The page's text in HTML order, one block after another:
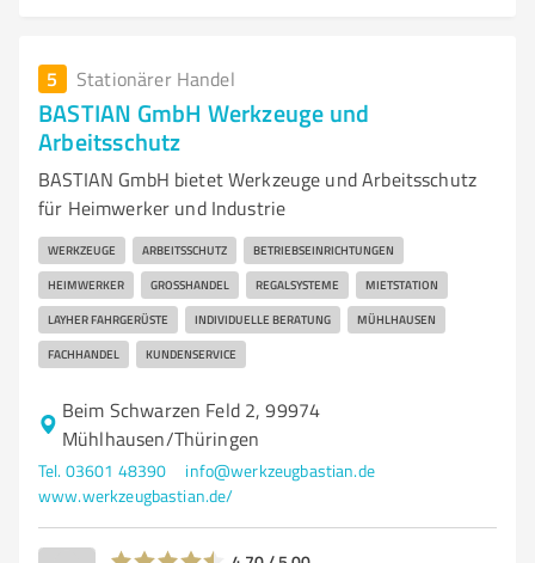
5 Stationärer Handel
BASTIAN GmbH Werkzeuge und
Arbeitsschutz
BASTIAN GmbH bietet Werkzeuge und Arbeitsschutz
für Heimwerker und Industrie
WERKZEUGE ARBEITSSCHUTZ BETRIEBSEINRICHTUNGEN
HEIMWERKER GROSSHANDEL REGALSYSTEME MIETSTATION
LAYHER FAHRGERÜSTE INDIVIDUELLE BERATUNG MÜHLHAUSEN
FACHHANDEL KUNDENSERVICE
Beim Schwarzen Feld 2, 99974
Mühlhausen/Thüringen
Tel. 03601 48390
info@werkzeugbastian.de
www.werkzeugbastian.de/